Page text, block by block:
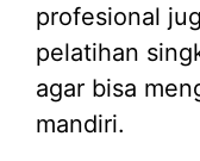
profesional
pelatihan
agar bisa
mandiri.